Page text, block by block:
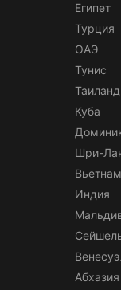
Египет
Турция
ОАЭ
Тунис
Таиланд
Куба
Шри-
Вьетнам
Индия
Абхазия